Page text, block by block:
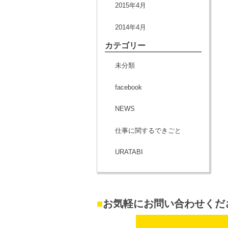
2015年4月
2014年4月
カテゴリー
未分類
facebook
NEWS
仕事に関するできごと
URATABI
■お気軽にお問い合わせくだ